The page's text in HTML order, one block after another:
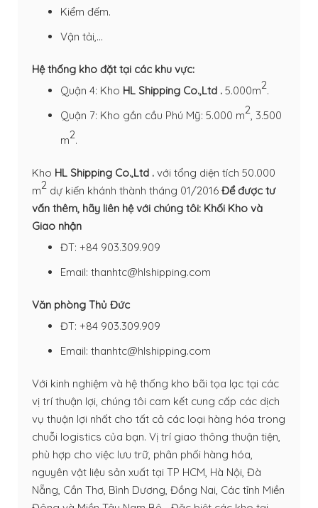
Kiểm đếm.
Vận tải,…
Hệ thống kho đặt tại các khu vực:
Quận 4: Kho HL Shipping Co.,Ltd . 5.000m2.
Quận 7: Kho gần cầu Phú Mỹ: 5.000 m2, 3.500
m2.
Kho HL Shipping Co.,Ltd . với tổng diện tích 50.000
m2 dự kiến khánh thành tháng 01/2016 Để được tư
vấn thêm, hãy liên hệ với chúng tôi: Khối Kho và
Giao nhận
ĐT: +84 903.309.909
Email: thanhtc@hlshipping.com
Văn phòng Thủ Đức
ĐT: +84 903.309.909
Email: thanhtc@hlshipping.com
Với kinh nghiệm và hệ thống kho bãi tọa lạc tại các
vị trí thuận lợi, chúng tôi cam kết cung cấp các dịch
vụ thuận lợi nhất cho tất cả các loại hàng hóa trong
chuỗi logistics của bạn. Vị trí giao thông thuận tiện,
phù hợp cho việc lưu trữ, phân phối hàng hóa,
nguyên vật liệu sản xuất tại TP HCM, Hà Nội, Đà
Nẵng, Cần Thơ, Bình Dương, Đồng Nai, Các tỉnh Miền